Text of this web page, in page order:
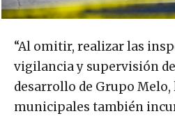
“Al omitir, realizar las
vigilancia y supervisión
desarrollo de Grupo Melo,
municipales también